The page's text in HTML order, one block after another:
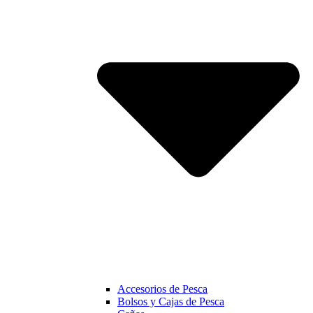
Accesorios de Pesca
Bolsos y Cajas de Pesca